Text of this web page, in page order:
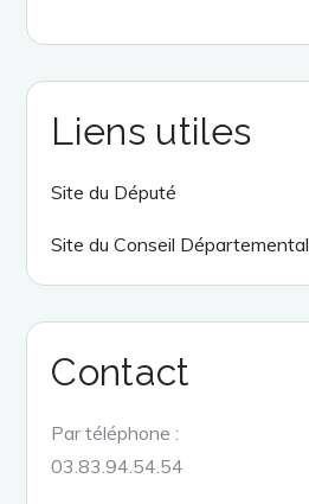
Liens utiles
Site du Député
Site du Conseil Départemental
Contact
Par téléphone :
03.83.94.54.54